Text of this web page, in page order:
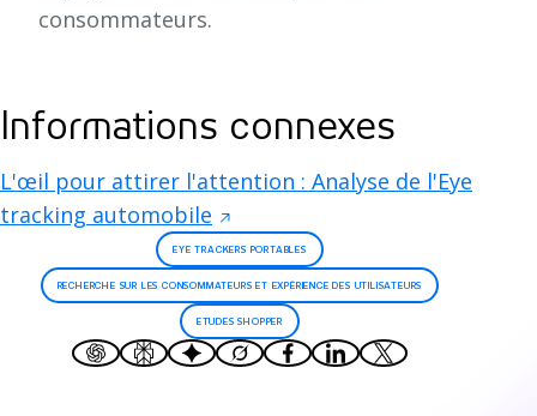
consommateurs.
Informations connexes
L'œil pour attirer l'attention : Analyse de l'Eye
tracking automobile
EYE TRACKERS PORTABLES
RECHERCHE SUR LES CONSOMMATEURS ET EXPÉRIENCE DES UTILISATEURS
ETUDES SHOPPER